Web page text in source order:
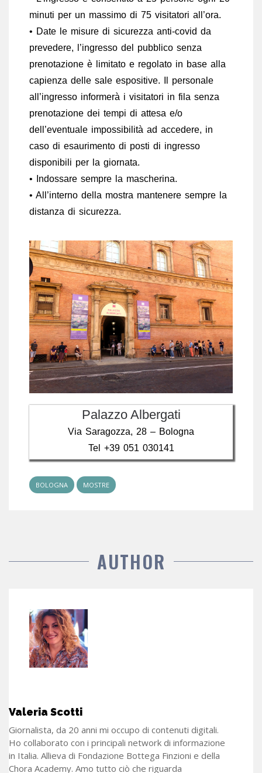
minuti per un massimo di 75 visitatori all’ora.
• Date le misure di sicurezza anti-covid da
prevedere, l’ingresso del pubblico senza
prenotazione è limitato e regolato in base alla
capienza delle sale espositive. Il personale
all’ingresso informerà i visitatori in fila senza
prenotazione dei tempi di attesa e/o
dell’eventuale impossibilità ad accedere, in
caso di esaurimento di posti di ingresso
disponibili per la giornata.
• Indossare sempre la mascherina.
• All’interno della mostra mantenere sempre la
distanza di sicurezza.
Palazzo Albergati
Via Saragozza, 28 – Bologna
Tel +39 051 030141
BOLOGNA MOSTRE
AUTHOR
Valeria Scotti
Giornalista, da 20 anni mi occupo di contenuti digitali.
Ho collaborato con i principali network di informazione
in Italia. Allieva di Fondazione Bottega Finzioni e della
Chora Academy. Amo tutto ciò che riguarda